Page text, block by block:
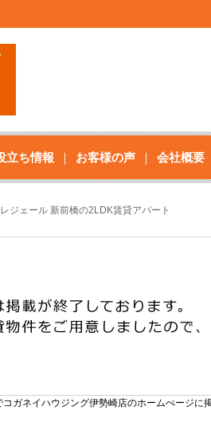
立ち情報 お客様の声 会社概要
ジェール 新前橋の2LDK賃貸アパート
ネイハウジング伊勢崎店のホームぺージに